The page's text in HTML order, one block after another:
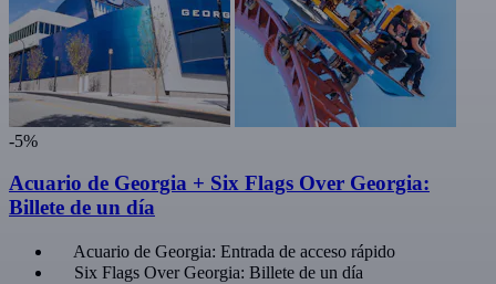
-5%
Acuario de Georgia + Six Flags Over Georgia:
Billete de un día
Acuario de Georgia: Entrada de acceso rápido
Six Flags Over Georgia: Billete de un día